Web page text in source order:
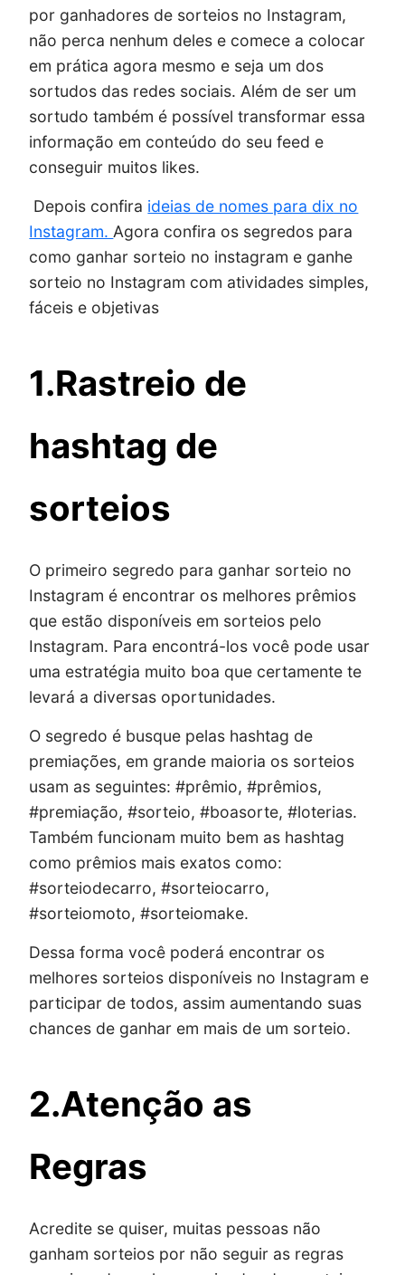
por ganhadores de sorteios no Instagram,
não perca nenhum deles e comece a colocar
em prática agora mesmo e seja um dos
sortudos das redes sociais. Além de ser um
sortudo também é possível transformar essa
informação em conteúdo do seu feed e
conseguir muitos likes.
Depois confira ideias de nomes para dix no
Instagram. Agora confira os segredos para
como ganhar sorteio no instagram e ganhe
sorteio no Instagram com atividades simples,
fáceis e objetivas
1.Rastreio de
hashtag de
sorteios
O primeiro segredo para ganhar sorteio no
Instagram é encontrar os melhores prêmios
que estão disponíveis em sorteios pelo
Instagram. Para encontrá-los você pode usar
uma estratégia muito boa que certamente te
levará a diversas oportunidades.
O segredo é busque pelas hashtag de
premiações, em grande maioria os sorteios
usam as seguintes: #prêmio, #prêmios,
#premiação, #sorteio, #boasorte, #loterias.
Também funcionam muito bem as hashtag
como prêmios mais exatos como:
#sorteiodecarro, #sorteiocarro,
#sorteiomoto, #sorteiomake.
Dessa forma você poderá encontrar os
melhores sorteios disponíveis no Instagram e
participar de todos, assim aumentando suas
chances de ganhar em mais de um sorteio.
2.Atenção as
Regras
Acredite se quiser, muitas pessoas não
ganham sorteios por não seguir as regras